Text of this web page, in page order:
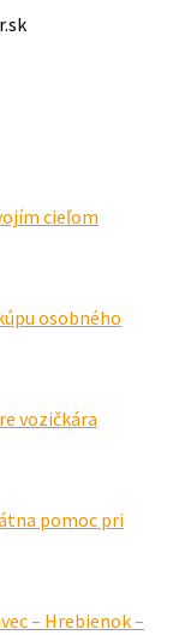
cieľom
osobného
vozičkára
pomoc pri
– Hrebienok –